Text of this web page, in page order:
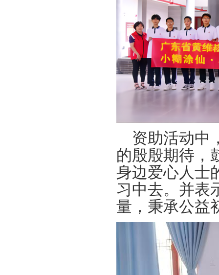
资助活动中
的殷殷期待，
身边爱心人士
习中去。并表
量，秉承公益